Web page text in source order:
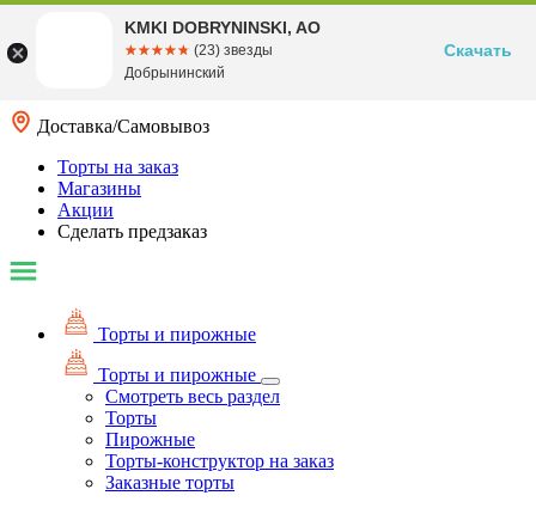
Доставка/Самовывоз
Торты на заказ
Магазины
Акции
Сделать предзаказ
Торты и пирожные
Торты и пирожные
Смотреть весь раздел
Торты
Пирожные
Торты-конструктор на заказ
Заказные торты
KMKI DOBRYNINSKI, AO
☆☆☆☆☆
★★★★★ (23) звезды
Добрынинский
Скачать